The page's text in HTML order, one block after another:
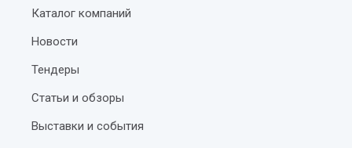
Каталог компаний
Новости
Тендеры
Статьи и обзоры
Выставки и события